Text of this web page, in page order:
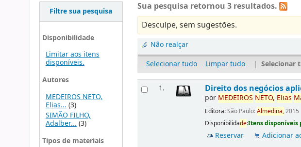
Filtre sua pesquisa
Disponibilidade
Limitar aos itens
disponíveis.
Autores
MEDEIROS NETO,
Elias... (3)
SIMÃO FILHO,
Adalber...(3)
Tipos de materiais
Sua pesquisa retornou 3 resultados.
Desculpe, sem sugestões.
Não realçar
Selecionar tudo
Limpar tudo | Selecionar
1. Direito dos negócios
por MEDEIROS NETO, Elias
Editora:São Paulo:Almedina,2015
Disponibilidade:Itens disponíveis
Reservar Adicionar